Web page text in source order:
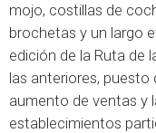
mojo, costillas de
brochetas y un largo
edición de la Ruta de
las anteriores, puesto
aumento de ventas y
establecimientos